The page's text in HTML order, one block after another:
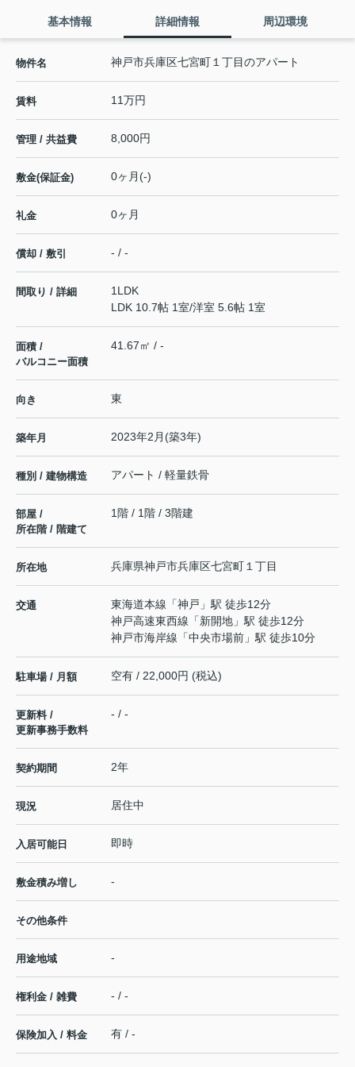
基本情報 詳細情報 周辺環境
物件名 神戸市兵庫区七宮町１丁目のアパート
賃料 11万円
管理 / 共益費 8,000円
敷金(保証金) 0ヶ月(-)
礼金 0ヶ月
償却 / 敷引 - / -
間取り / 詳細
1LDK
LDK 10.7帖 1室/洋室 5.6帖 1室
面積 /
バルコニー面積
41.67㎡ / -
向き 東
築年月 2023年2月(築3年)
種別 / 建物構造 アパート / 軽量鉄骨
部屋 /
所在階 / 階建て
1階 / 1階 / 3階建
所在地 兵庫県神戸市兵庫区七宮町 １丁目
交通 東海道本線 「神戸 」駅 徒歩12分
神戸高速東西線 「新開地 」駅 徒歩12分
神戸市海岸線 「中央市場前 」駅 徒歩10分
駐車場 / 月額 空有 / 22,000円 (税込)
更新料 /
更新事務手数料
- / -
契約期間 2年
現況 居住中
入居可能日 即時
敷金積み増し -
その他条件
用途地域 -
権利金 / 雑費 - / -
保険加入 / 料金 有 / -